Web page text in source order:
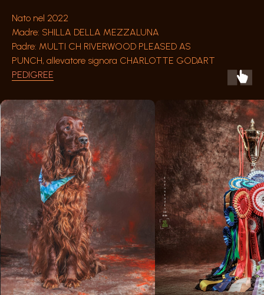
Nato nel 2022
Madre: SHILLA DELLA MEZZALUNA
Padre: MULTI CH RIVERWOOD PLEASED AS
PUNCH, allevatore signora CHARLOTTE GODART
PEDIGREE